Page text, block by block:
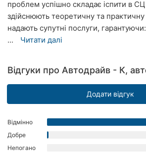
Чернівці
Суми
Карпати
проблем успішно складає іспити в
здійснюють теоретичну та практичну
надають супутні послуги,
...
Читати далі
Відгуки про Автодрайв - К,
Додати відгук
Відмінно
Добре
Непогано